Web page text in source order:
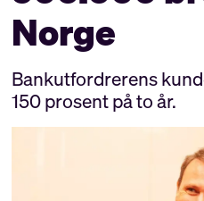
Norge
Bankutfordrerens
150 prosent på to år.